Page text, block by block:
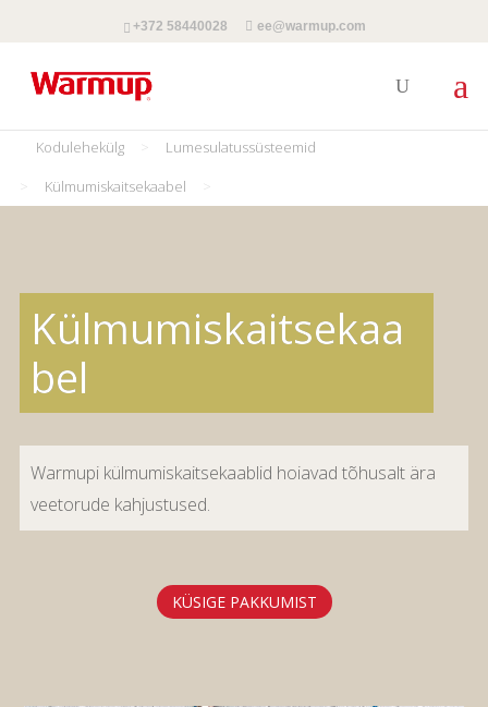
+372 58440028 ee@warmup.com
Kodulehekülg >
Lumesulatussüsteemid
>
Külmumiskaitsekaabel >
Külmumiskaitsekaa
bel
Warmupi külmumiskaitsekaablid hoiavad tõhusalt ära
veetorude kahjustused.
KÜSIGE PAKKUMIST